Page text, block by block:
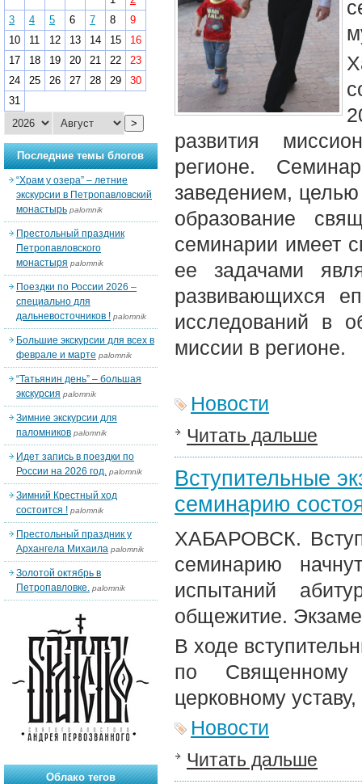
развития
регионе.
заведением, целью
образование
семинарии имеет
ее задачами
развивающихся
исследований в
миссии в регионе.
Новости
Читать дальше
Вступительные
семинарию
ХАБАРОВСК.
семинарию
испытаний
общежитие.
В ходе
по Священному
церковному
Новости
Читать дальше
3
4 5 6 7 8
9
10
11 12 13 14 15
16
17
18 19 20 21 22
23
24
25 26 27 28 29
30
31
>
Последние темы блогов
“Храм у озера” – летние
экскурсии в Петропавловский
монастырь palomnik
Престольный праздник
Петропавловского
монастыря palomnik
Поездки по России 2026 –
специально для
дальневосточников ! palomnik
Большие экскурсии для всех в
феврале и марте palomnik
“Татьянин день” – большая
экскурсия palomnik
Зимние экскурсии для
паломников palomnik
Идет запись в поездки по
России на 2026 год. palomnik
Зимний Крестный ход
состоится ! palomnik
Престольный праздник у
Архангела Михаила palomnik
Золотой октябрь в
Петропавловке. palomnik
Облако тегов